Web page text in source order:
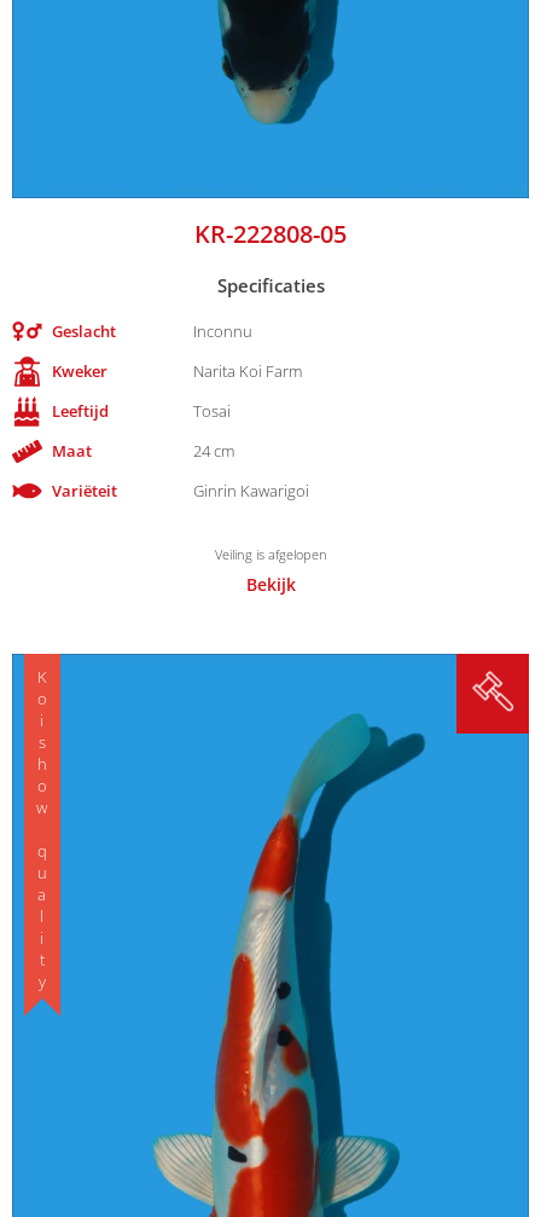
KR-222808-05
Specificaties
Geslacht
Inconnu
Kweker
Narita Koi Farm
Leeftijd
Tosai
Maat
24 cm
Variëteit
Ginrin Kawarigoi
Veiling is afgelopen
Bekijk
Koishow quality